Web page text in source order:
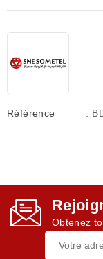
Référence :
Obtenez